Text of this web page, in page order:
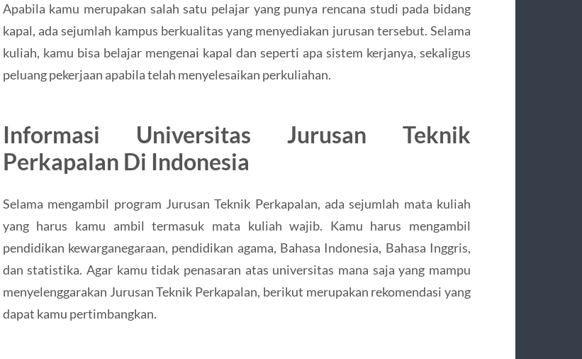
Apabila kamu merupakan salah satu pelajar yang punya rencana studi pada bidang
kapal, ada sejumlah kampus berkualitas yang menyediakan jurusan tersebut. Selama
kuliah, kamu bisa belajar mengenai kapal dan seperti apa sistem kerjanya, sekaligus
peluang pekerjaan apabila telah menyelesaikan perkuliahan.
Informasi Universitas Jurusan Teknik
Perkapalan Di Indonesia
Selama mengambil program Jurusan Teknik Perkapalan, ada sejumlah mata kuliah
yang harus kamu ambil termasuk mata kuliah wajib. Kamu harus mengambil
pendidikan kewarganegaraan, pendidikan agama, Bahasa Indonesia, Bahasa Inggris,
dan statistika. Agar kamu tidak penasaran atas universitas mana saja yang mampu
menyelenggarakan Jurusan Teknik Perkapalan, berikut merupakan rekomendasi yang
dapat kamu pertimbangkan.